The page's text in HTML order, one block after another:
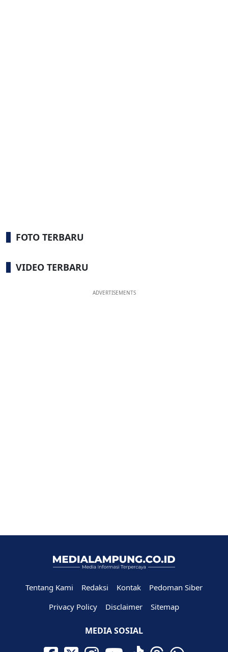
FOTO TERBARU
VIDEO TERBARU
ADVERTISEMENTS
Tentang Kami Redaksi Kontak
Pedoman Siber
Privacy Policy
Disclaimer Sitemap
MEDIA SOSIAL